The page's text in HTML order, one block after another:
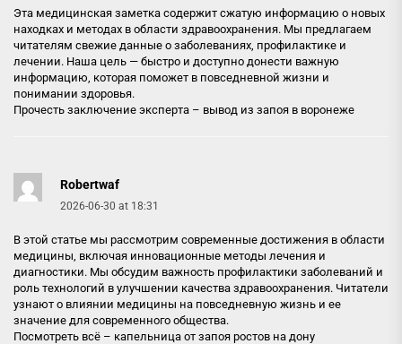
Эта медицинская заметка содержит сжатую информацию о новых
находках и методах в области здравоохранения. Мы предлагаем
читателям свежие данные о заболеваниях, профилактике и
лечении. Наша цель — быстро и доступно донести важную
информацию, которая поможет в повседневной жизни и
понимании здоровья.
Прочесть заключение эксперта – вывод из запоя в воронеже
Robertwaf
2026-06-30 at 18:31
В этой статье мы рассмотрим современные достижения в области
медицины, включая инновационные методы лечения и
диагностики. Мы обсудим важность профилактики заболеваний и
роль технологий в улучшении качества здравоохранения. Читатели
узнают о влиянии медицины на повседневную жизнь и ее
значение для современного общества.
Посмотреть всё – капельница от запоя ростов на дону